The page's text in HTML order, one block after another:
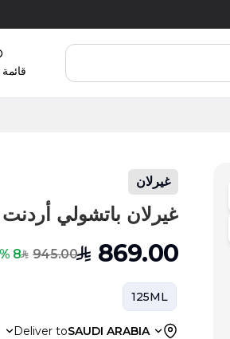
غيرلان
غيرلان باتشولي أردنت أو دو
SAR 869.00
SAR 945.00
8 % Off
125ML
Deliver toSAUDI ARABIA